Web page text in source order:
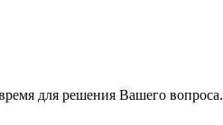
для решения Вашего вопроса.